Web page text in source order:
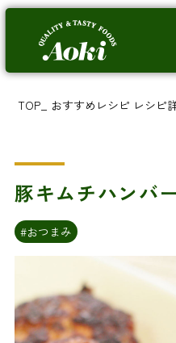
TOP おすすめレシピ レシピ
豚キムチハンバ
#おつまみ